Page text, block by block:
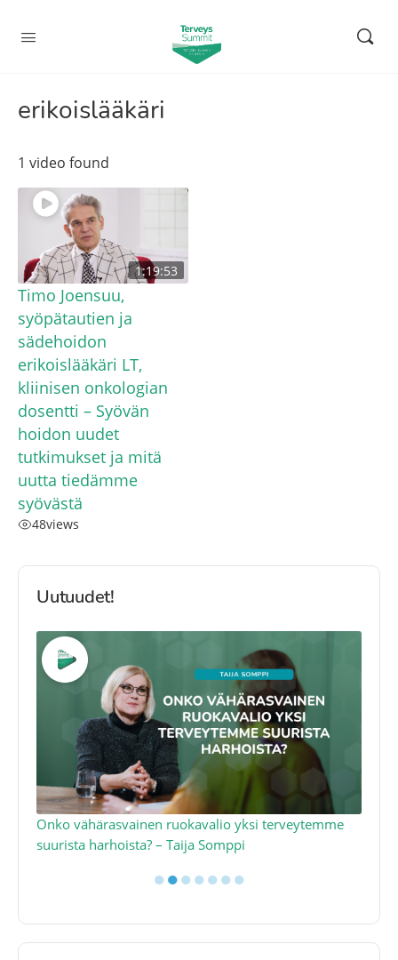
erikoislääkäri
1 video found
1:19:53
Timo Joensuu,
syöpätautien ja
sädehoidon
erikoislääkäri LT,
kliinisen onkologian
dosentti – Syövän
hoidon uudet
tutkimukset ja mitä
uutta tiedämme
syövästä
48views
Uutuudet!
Onko vähärasvainen ruokavalio yksi terveytemme
suurista harhoista? – Taija Somppi
●●●●●●●